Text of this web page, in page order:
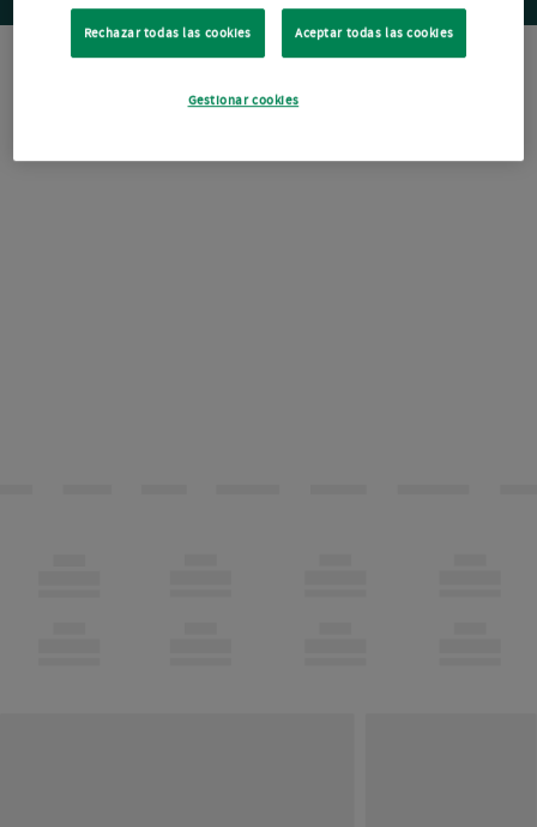
Rechazar todas las cookies Aceptar todas las cookies
Gestionar cookies